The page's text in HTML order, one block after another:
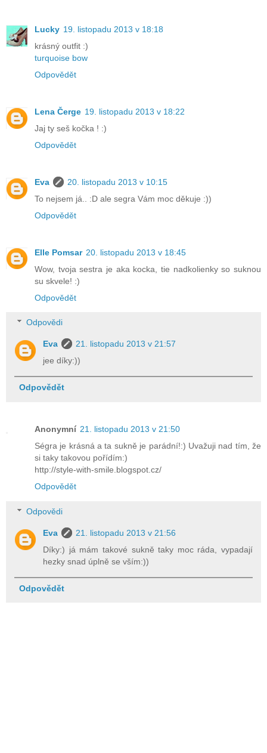
Lucky 19. listopadu 2013 v 18:18
krásný outfit :)
turquoise bow
Odpovědět
Lena Čerge 19. listopadu 2013 v 18:22
Jaj ty seš kočka ! :)
Odpovědět
Eva
20. listopadu 2013 v 10:15
To nejsem já.. :D ale segra Vám moc děkuje :))
Odpovědět
Elle Pomsar 20. listopadu 2013 v 18:45
Wow, tvoja sestra je aka kocka, tie nadkolienky so suknou
su skvele! :)
Odpovědět
Odpovědi
Eva
21. listopadu 2013 v 21:57
jee díky:))
Odpovědět
Anonymní 21. listopadu 2013 v 21:50
Ségra je krásná a ta sukně je parádní!:) Uvažuji nad tím, že
si taky takovou pořídím:)
http://style-with-smile.blogspot.cz/
Odpovědět
Odpovědi
Eva
21. listopadu 2013 v 21:56
Díky:) já mám takové sukně taky moc ráda, vypadají
hezky snad úplně se vším:))
Odpovědět